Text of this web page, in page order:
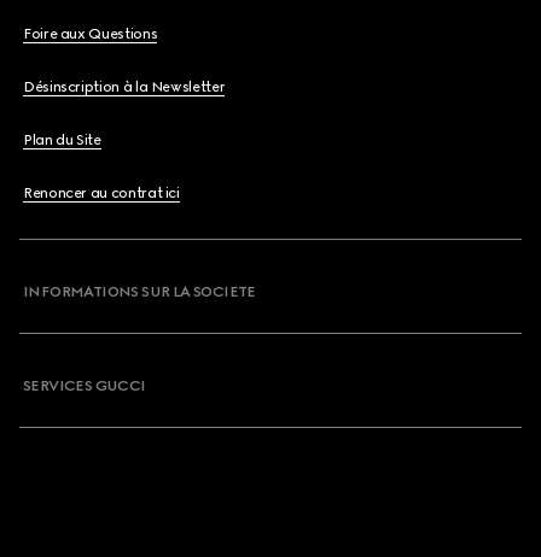
Foire aux Questions
Désinscription à la Newsletter
Plan du Site
Renoncer au contrat ici
INFORMATIONS SUR LA SOCIETE
SERVICES GUCCI